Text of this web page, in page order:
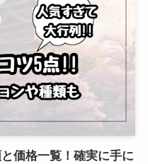
価格一覧！確実に手に